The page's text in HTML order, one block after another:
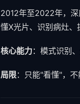
2012年至2022年，
懂X光片、识别病灶、
核心能力：模式识别
局限：只能"看懂"，